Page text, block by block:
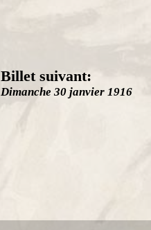
Billet suivant:
Dimanche 30 janvier 1916